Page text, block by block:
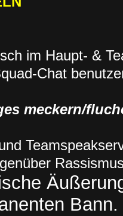
im Haupt- &
Chat
meckern/
Bann.